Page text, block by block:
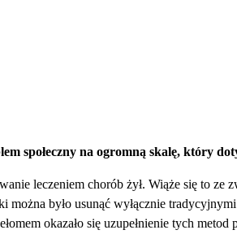
społeczny na ogromną skalę, który
leczeniem chorób żył. Wiąże się to
można było usunąć wyłącznie
okazało się uzupełnienie tych